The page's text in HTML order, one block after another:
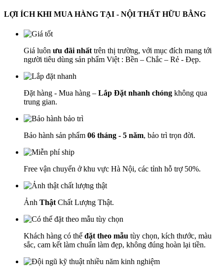
LỢI ÍCH KHI MUA HÀNG TẠI - NỘI THẤT HỮU BẰNG
Giá luôn ưu đãi nhất trên thị trường, với mục đích mang tới
người tiêu dùng sản phẩm Việt : Bền – Chắc – Rẻ - Đẹp.
Đặt hàng - Mua hàng – Lắp Đặt nhanh chóng không qua
trung gian.
Bảo hành sản phẩm 06 tháng - 5 năm, bảo trì trọn đời.
Free vận chuyển ở khu vực Hà Nội, các tỉnh hỗ trợ 50%.
Ảnh Thật Chất Lượng Thật.
Khách hàng có thể đặt theo mẫu tùy chọn, kích thước, màu
sắc, cam kết làm chuẩn làm đẹp, không đúng hoàn lại tiền.